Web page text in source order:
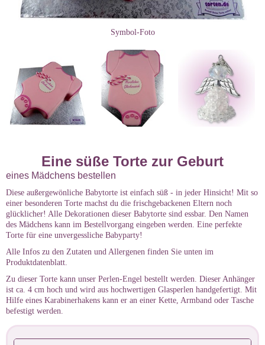
Symbol-Foto
Eine süße Torte zur Geburt
eines Mädchens bestellen
Diese außergewönliche Babytorte ist einfach süß - in jeder Hinsicht! Mit so
einer besonderen Torte machst du die frischgebackenen Eltern noch
glücklicher! Alle Dekorationen dieser Babytorte sind essbar. Den Namen
des Mädchens kann im Bestellvorgang eingeben werden. Eine perfekte
Torte für eine unvergessliche Babyparty!
Alle Infos zu den Zutaten und Allergenen finden Sie unten im
Produktdatenblatt.
Zu dieser Torte kann unser Perlen-Engel bestellt werden. Dieser Anhänger
ist ca. 4 cm hoch und wird aus hochwertigen Glasperlen handgefertigt. Mit
Hilfe eines Karabinerhakens kann er an einer Kette, Armband oder Tasche
befestigt werden.